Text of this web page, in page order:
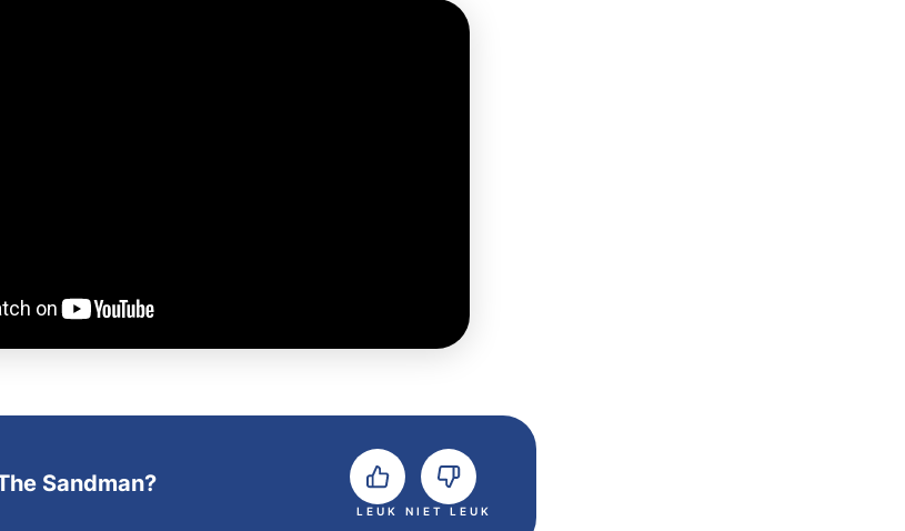
Sandman?
LEUK NIET LEUK